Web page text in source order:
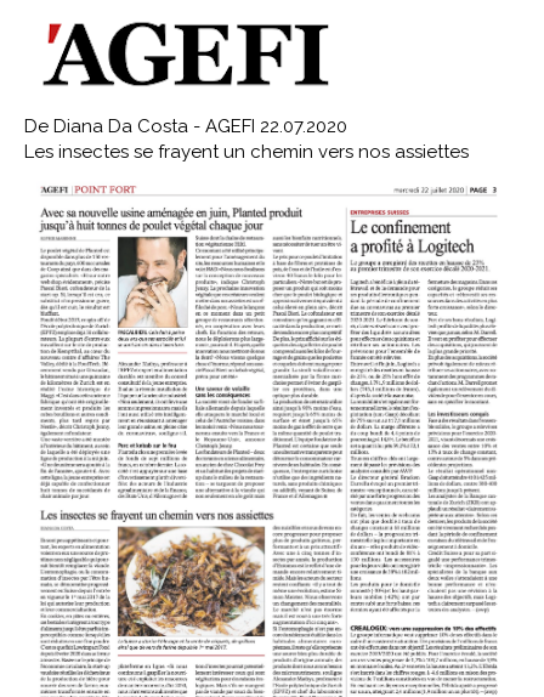
De Diana Da Costa - AGEFI 22.07.2020
Les insectes se frayent un chemin vers nos assiettes